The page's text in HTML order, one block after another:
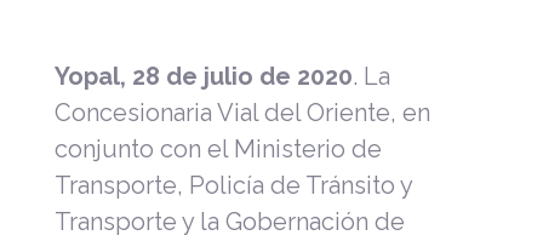
Yopal, 28 de julio de 2020. La
Concesionaria Vial del Oriente, en
conjunto con el Ministerio de
Transporte, Policía de Tránsito y
Transporte y la Gobernación de